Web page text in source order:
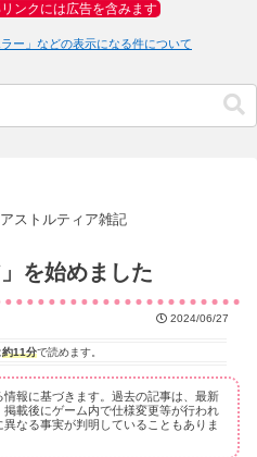
ンクには広告を含みます
ー」などの表示になる件について
アストルティア雑記
を始めました
2024/06/27
約11分で読めます。
報に基づきます。過去の記事は、最新
載後にゲーム内で仕様変更等が行われ
なる事実が判明していることもありま